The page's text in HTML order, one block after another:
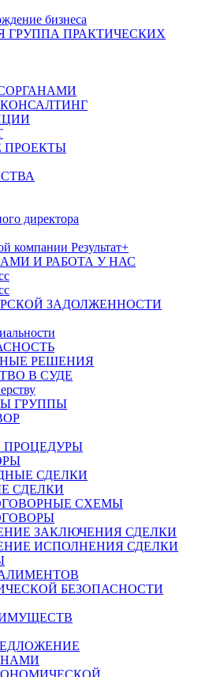
бизнеса
ГРУППА ПРАКТИЧЕСКИХ
ПРОЕКТЫ
директора
компании Результат+
И РАБОТА У НАС
ЗАДОЛЖЕННОСТИ
РЕШЕНИЯ
В СУДЕ
ГРУППЫ
ПРОЦЕДУРЫ
СДЕЛКИ
СДЕЛКИ
СХЕМЫ
ЗАКЛЮЧЕНИЯ СДЕЛКИ
ИСПОЛНЕНИЯ СДЕЛКИ
БЕЗОПАСНОСТИ